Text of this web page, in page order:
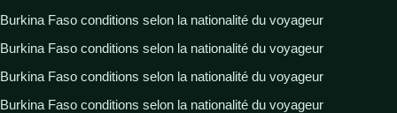
Burkina Faso conditions selon la nationalité du voyageur
Burkina Faso conditions selon la nationalité du voyageur
Burkina Faso conditions selon la nationalité du voyageur
Burkina Faso conditions selon la nationalité du voyageur